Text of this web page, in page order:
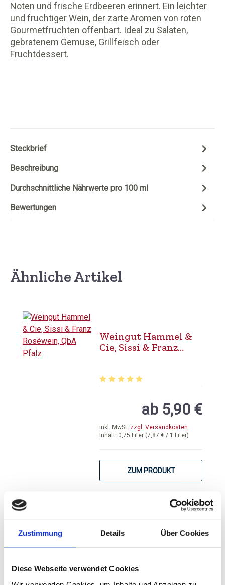
Zustimmung Details Über Cookies
Diese Webseite verwendet Cookies
Noten und frische Erdbeeren erinnert. Ein leichter
und fruchtiger Wein, der zarte Aromen von roten
Gourmetfrüchten offenbart. Ideal zu Salaten,
gebratenem Gemüse, Grillfeisch oder
Fruchtdessert.
Steckbrief
Beschreibung
Durchschnittliche Nährwerte pro 100 ml
Bewertungen
Ähnliche Artikel
Produktgalerie überspringen
Weingut Hammel &
Cie, Sissi & Franz
Inhalt: 0,75 Liter (7,87 € / 1 Liter)
inkl. MwSt. zzgl. Versandkosten
ab 5,90 €
ZUM PRODUKT
Voiturette, Grenache
Rosé, VDT
Durchschnittliche Bewertung von 5